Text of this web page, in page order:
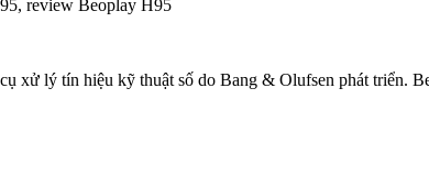
xử lý tín hiệu kỹ thuật số do Bang & Olufsen phát triển.